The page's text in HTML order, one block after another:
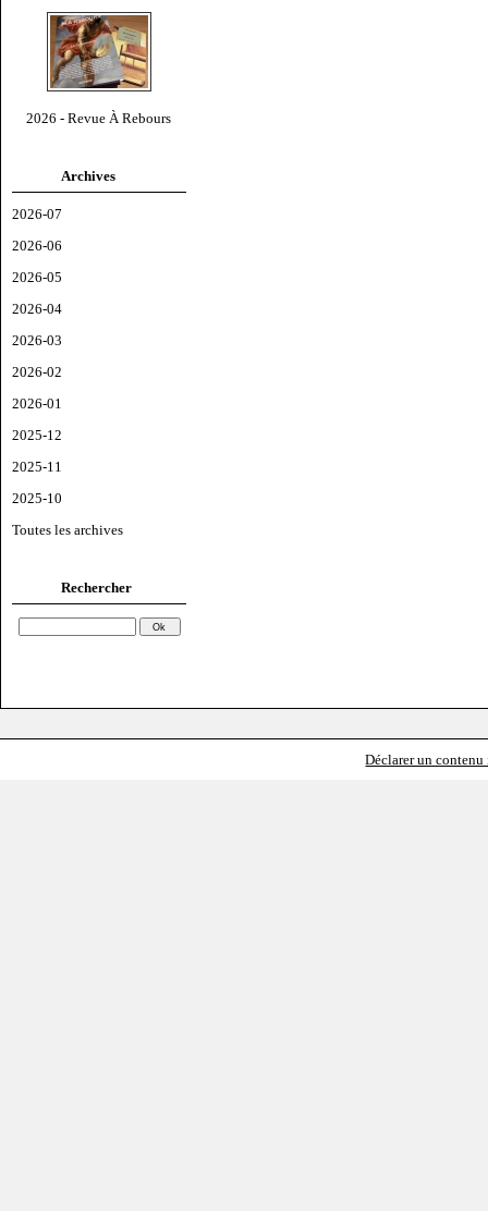
2026 - Revue À Rebours
Archives
2026-07
2026-06
2026-05
2026-04
2026-03
2026-02
2026-01
2025-12
2025-11
2025-10
Toutes les archives
Rechercher
Déclarer un